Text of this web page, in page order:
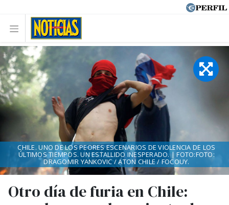
Otro día de furia en Chile:
CHILE. UNO DE LOS PEORES ESCENARIOS DE VIOLENCIA DE LOS
ÚLTIMOS TIEMPOS. UN ESTALLIDO INESPERADO. | FOTO:FOTO:
DRAGOMIR YANKOVIC / ATON CHILE / FOCOUY.